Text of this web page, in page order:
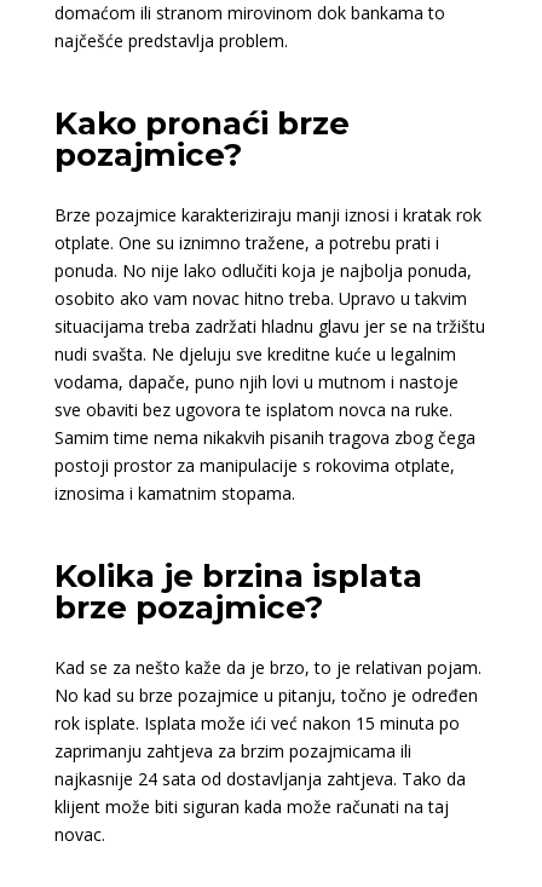
domaćom ili stranom mirovinom dok bankama to
najčešće predstavlja problem.
Kako pronaći brze
pozajmice?
Brze pozajmice karakteriziraju manji iznosi i kratak rok
otplate. One su iznimno tražene, a potrebu prati i
ponuda. No nije lako odlučiti koja je najbolja ponuda,
osobito ako vam novac hitno treba. Upravo u takvim
situacijama treba zadržati hladnu glavu jer se na tržištu
nudi svašta. Ne djeluju sve kreditne kuće u legalnim
vodama, dapače, puno njih lovi u mutnom i nastoje
sve obaviti bez ugovora te isplatom novca na ruke.
Samim time nema nikakvih pisanih tragova zbog čega
postoji prostor za manipulacije s rokovima otplate,
iznosima i kamatnim stopama.
Kolika je brzina isplata
brze pozajmice?
Kad se za nešto kaže da je brzo, to je relativan pojam.
No kad su brze pozajmice u pitanju, točno je određen
rok isplate. Isplata može ići već nakon 15 minuta po
zaprimanju zahtjeva za brzim pozajmicama ili
najkasnije 24 sata od dostavljanja zahtjeva. Tako da
klijent može biti siguran kada može računati na taj
novac.